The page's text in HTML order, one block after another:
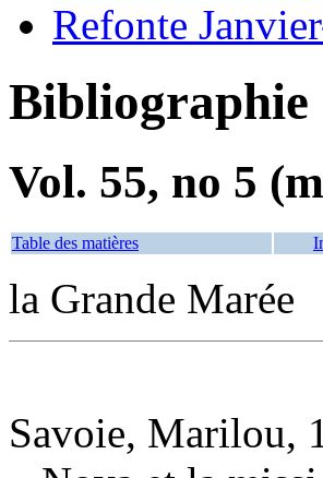
Refonte
Bibliographie
Vol. 55, no 5
Table des matières
la Grande Marée
Savoie, Marilou,